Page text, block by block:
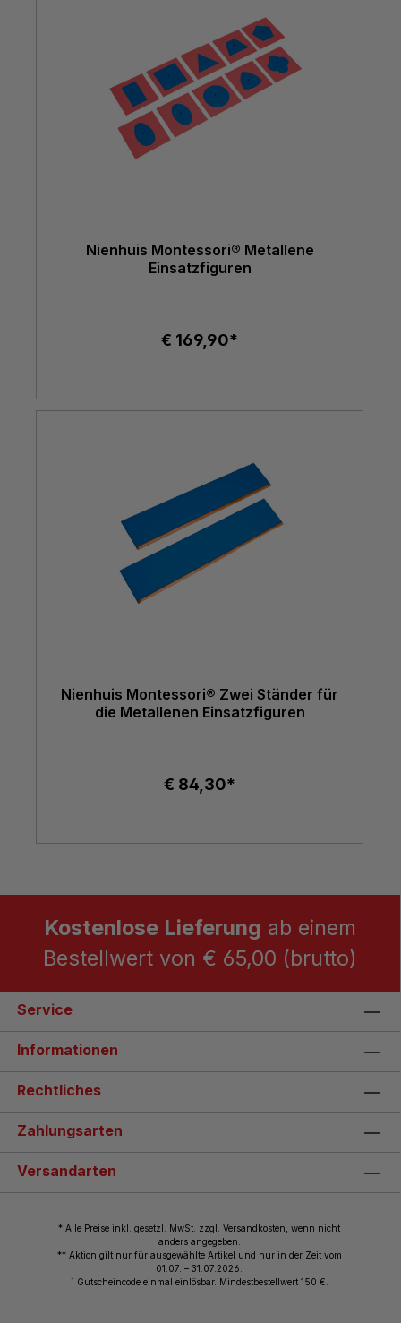
Nienhuis Montessori® Metallene
Einsatzfiguren
€ 169,90*
Nienhuis Montessori® Zwei Ständer für
die Metallenen Einsatzfiguren
€ 84,30*
Kostenlose Lieferung ab einem
Bestellwert von € 65,00 (brutto)
Service
Informationen
Rechtliches
Zahlungsarten
Versandarten
* Alle Preise inkl. gesetzl. MwSt. zzgl. Versandkosten, wenn nicht
anders angegeben.
** Aktion gilt nur für ausgewählte Artikel und nur in der Zeit vom
01.07. – 31.07.2026.
1 Gutscheincode einmal einlösbar. Mindestbestellwert 150 €.